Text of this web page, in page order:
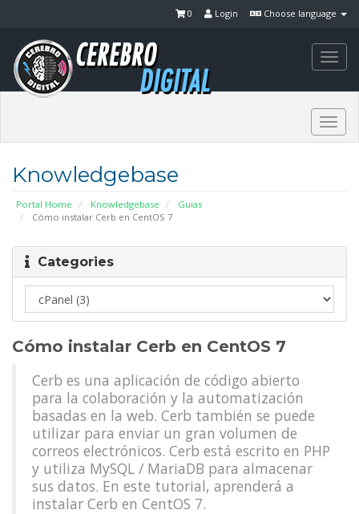
Choose language
Login
0
Knowledgebase
Portal Home Knowledgebase
Guias
Cómo instalar Cerb en CentOS 7
Categories
Cómo instalar Cerb en CentOS 7
Cerb es una aplicación de código abierto
para la colaboración y la automatización
basadas en la web. Cerb también se puede
utilizar para enviar un gran volumen de
correos electrónicos. Cerb está escrito en PHP
y utiliza MySQL / MariaDB para almacenar
sus datos. En este tutorial, aprenderá a
instalar Cerb en CentOS 7.